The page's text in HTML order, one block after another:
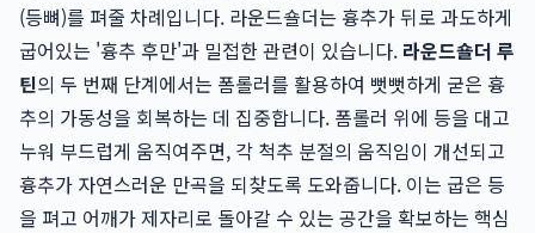
(등뼈)를 펴줄 차례입니다. 라운드숄더는 흉추가 뒤로 과도하게
굽어있는 '흉추 후만'과 밀접한 관련이 있습니다. 라운드숄더 루
틴의 두 번째 단계에서는 폼롤러를 활용하여 뻣뻣하게 굳은 흉
추의 가동성을 회복하는 데 집중합니다. 폼롤러 위에 등을 대고
누워 부드럽게 움직여주면, 각 척추 분절의 움직임이 개선되고
흉추가 자연스러운 만곡을 되찾도록 도와줍니다. 이는 굽은 등
을 펴고 어깨가 제자리로 돌아갈 수 있는 공간을 확보하는 핵심